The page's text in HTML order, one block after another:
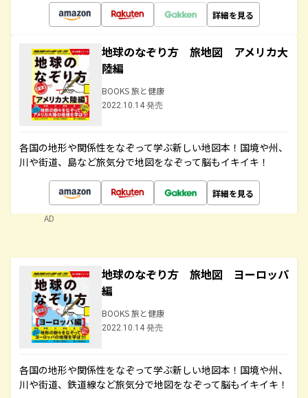
詳細を見る
地球のなぞり方 旅地図 アメリカ大
陸編
BOOKS 旅と健康
2022.10.14 発売
各国の地形や関係性をなぞって学ぶ新しい地図本！国境や州、
川や街道、島など旅気分で地図をなぞって脳もイキイキ！
詳細を見る
AD
地球のなぞり方 旅地図 ヨーロッパ
編
BOOKS 旅と健康
2022.10.14 発売
各国の地形や関係性をなぞって学ぶ新しい地図本！国境や州、
川や街道、鉄道線など旅気分で地図をなぞって脳もイキイキ！